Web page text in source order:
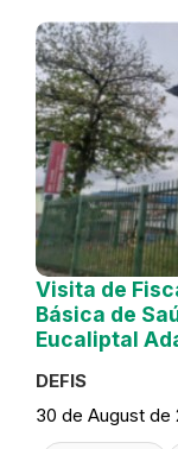
Visita de
Básica de
Eucaliptal
DEFIS
30 de August de